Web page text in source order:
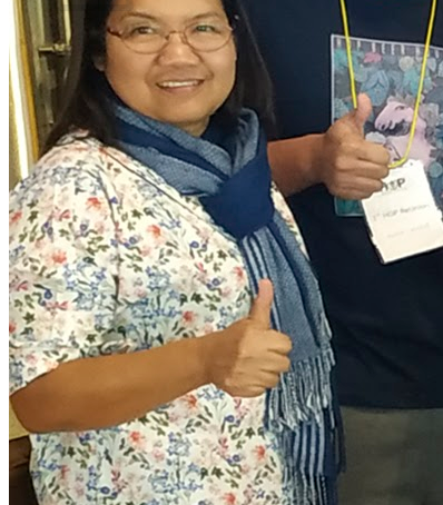
No products in the cart.
Return to shop